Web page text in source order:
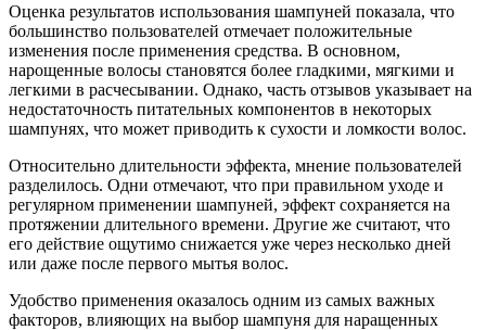
Оценка результатов использования шампуней показала, что
большинство пользователей отмечает положительные
изменения после применения средства. В основном,
нарощенные волосы становятся более гладкими, мягкими и
легкими в расчесывании. Однако, часть отзывов указывает на
недостаточность питательных компонентов в некоторых
шампунях, что может приводить к сухости и ломкости волос.
Относительно длительности эффекта, мнение пользователей
разделилось. Одни отмечают, что при правильном уходе и
регулярном применении шампуней, эффект сохраняется на
протяжении длительного времени. Другие же считают, что
его действие ощутимо снижается уже через несколько дней
или даже после первого мытья волос.
Удобство применения оказалось одним из самых важных
факторов, влияющих на выбор шампуня для наращенных